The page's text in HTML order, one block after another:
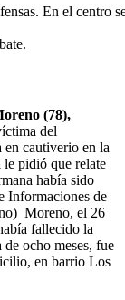
(78),
del
en cautiverio en la
le pidió que relate
había sido
Informaciones de
Moreno, el 26
fallecido la
de ocho meses, fue
en barrio Los